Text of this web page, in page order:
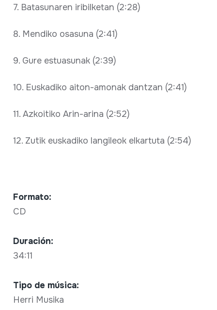
7. Batasunaren iribilketan (2:28)
8. Mendiko osasuna (2:41)
9. Gure estuasunak (2:39)
10. Euskadiko aiton-amonak dantzan (2:41)
11. Azkoitiko Arin-arina (2:52)
12. Zutik euskadiko langileok elkartuta (2:54)
Formato:
CD
Duración:
34:11
Tipo de música:
Herri Musika